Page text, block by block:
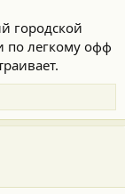
городской
по легкому офф